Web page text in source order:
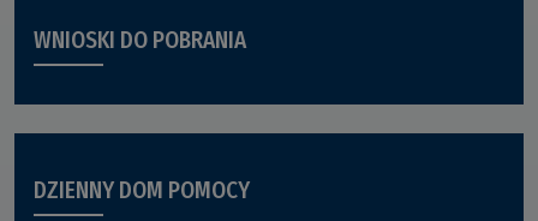
WNIOSKI DO POBRANIA
DZIENNY DOM POMOCY